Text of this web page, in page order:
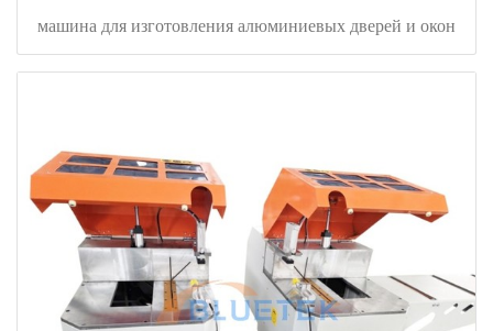
машина для изготовления алюминиевых дверей и окон